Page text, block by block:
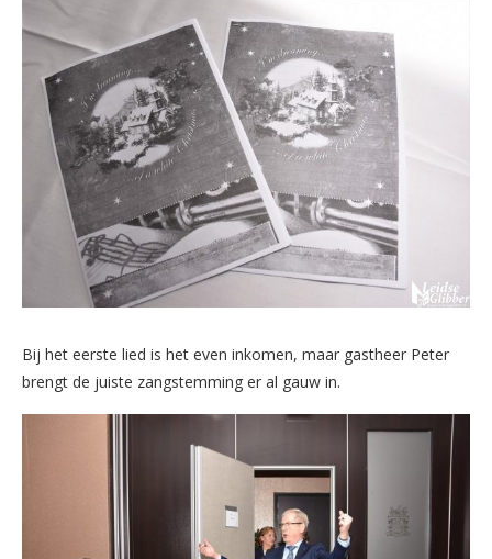
Bij het eerste lied is het even inkomen, maar gastheer Peter
brengt de juiste zangstemming er al gauw in.